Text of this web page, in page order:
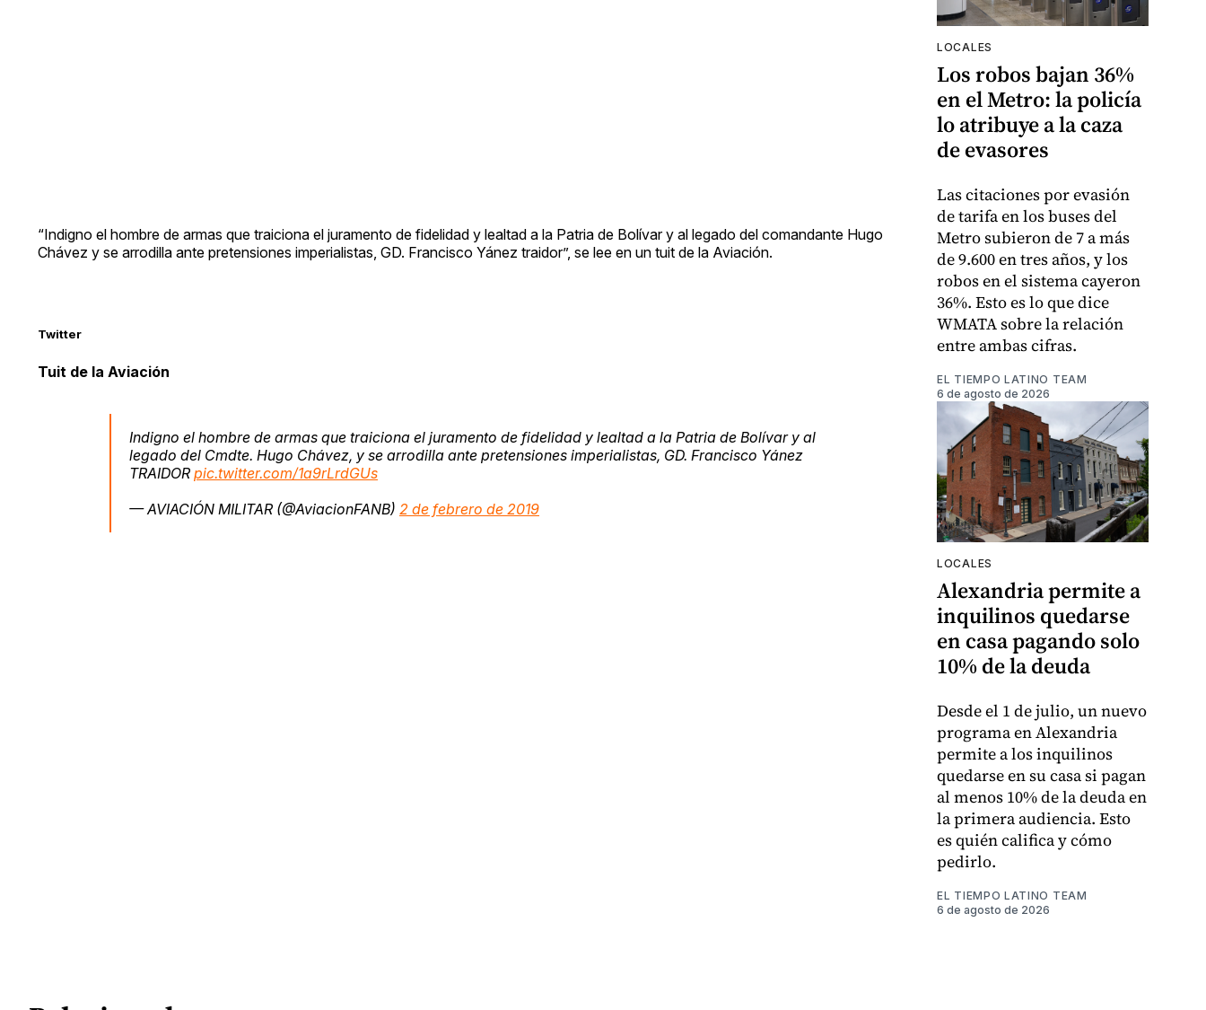
“Indigno el hombre de armas que traiciona el juramento de fidelidad y lealtad a la Patria de Bolívar y al legado del comandante Hugo
Chávez y se arrodilla ante pretensiones imperialistas, GD. Francisco Yánez traidor”, se lee en un tuit de la Aviación.
Twitter
Tuit de la Aviación
Indigno el hombre de armas que traiciona el juramento de fidelidad y lealtad a la Patria de Bolívar y al
legado del Cmdte. Hugo Chávez, y se arrodilla ante pretensiones imperialistas, GD. Francisco Yánez
TRAIDOR pic.twitter.com/1a9rLrdGUs
— AVIACIÓN MILITAR (@AviacionFANB) 2 de febrero de 2019
LOCALES
Los robos bajan 36%
en el Metro: la policía
lo atribuye a la caza
de evasores
Las citaciones por evasión
de tarifa en los buses del
Metro subieron de 7 a más
de 9.600 en tres años, y los
robos en el sistema cayeron
36%. Esto es lo que dice
WMATA sobre la relación
entre ambas cifras.
EL TIEMPO LATINO TEAM
6 de agosto de 2026
LOCALES
Alexandria permite a
inquilinos quedarse
en casa pagando solo
10% de la deuda
Desde el 1 de julio, un nuevo
programa en Alexandria
permite a los inquilinos
quedarse en su casa si pagan
al menos 10% de la deuda en
la primera audiencia. Esto
es quién califica y cómo
pedirlo.
EL TIEMPO LATINO TEAM
6 de agosto de 2026